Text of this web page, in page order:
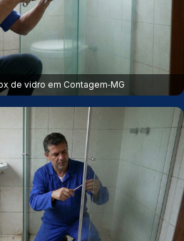
de vidro em Contagem‑MG